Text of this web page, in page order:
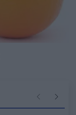
Poprzednie